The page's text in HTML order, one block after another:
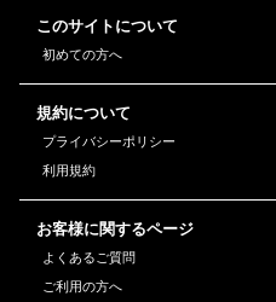
このサイトについて
初めての方へ
規約について
プライバシーポリシー
利用規約
お客様に関するページ
よくあるご質問
ご利用の方へ